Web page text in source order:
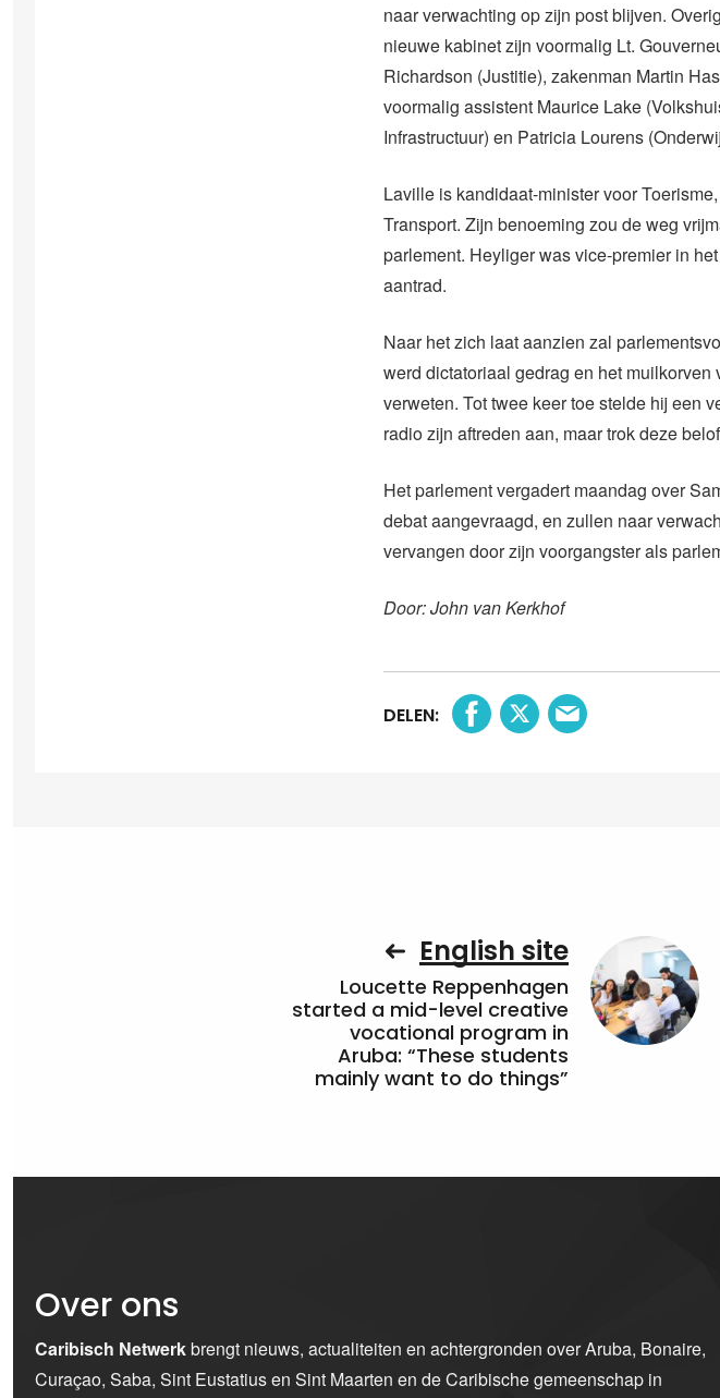
naar verwachting op zijn post blijven.
nieuwe kabinet zijn voormalig Lt.
Richardson (Justitie), zakenman Martin
voormalig assistent Maurice Lake
Infrastructuur) en Patricia Lourens
Laville is kandidaat-minister voor
Transport. Zijn benoeming zou de weg
parlement. Heyliger was vice-premier in
aantrad.
Naar het zich laat aanzien zal
werd dictatoriaal gedrag en het
verweten. Tot twee keer toe stelde hij een
radio zijn aftreden aan, maar trok deze
Het parlement vergadert maandag over
debat aangevraagd, en zullen naar
vervangen door zijn voorgangster als
Door: John van Kerkhof
DELEN:
English site
Loucette Reppenhagen
started a mid-level creative
vocational program in
Aruba: “These students
mainly want to do things”
Over ons
Caribisch Netwerkbrengt nieuws, actualiteiten en achtergronden over Aruba, Bonaire,
Curaçao, Saba, Sint Eustatius en Sint Maarten en de Caribische gemeenschap in